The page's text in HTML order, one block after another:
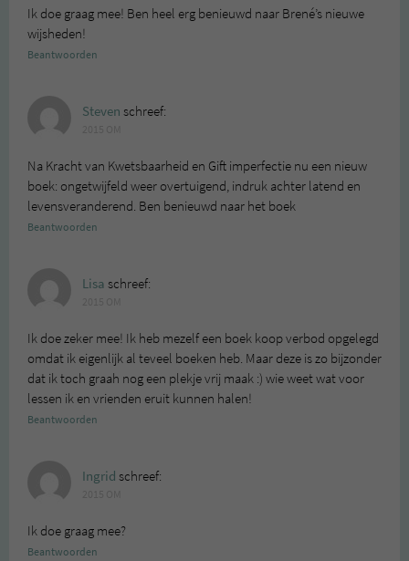
Ik doe graag mee! Ben heel erg benieuwd naar Brené’s nieuwe
wijsheden!
Beantwoorden
Steven schreef:
Na Kracht van Kwetsbaarheid en Gift imperfectie nu een nieuw
boek: ongetwijfeld weer overtuigend, indruk achter latend en
levensveranderend. Ben benieuwd naar het boek
Beantwoorden
Lisa schreef:
Ik doe zeker mee! Ik heb mezelf een boek koop verbod opgelegd
omdat ik eigenlijk al teveel boeken heb. Maar deze is zo bijzonder
dat ik toch graah nog een plekje vrij maak :) wie weet wat voor
lessen ik en vrienden eruit kunnen halen!
Beantwoorden
Ingrid schreef:
Ik doe graag mee?
Beantwoorden